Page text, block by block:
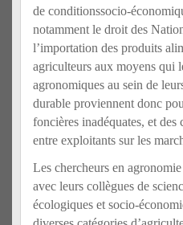
de conditionssocio-
notamment le droit des
l’importation des produits
agriculteurs aux moyens qui
agronomiques au sein de
durable proviennent donc
foncières inadéquates, et
entre exploitants sur les
Les chercheurs en
avec leurs collègues de
écologiques et socio-